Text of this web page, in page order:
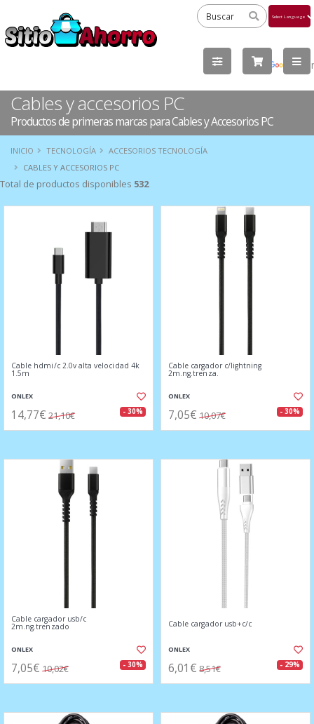
by
Cables y accesorios PC
Productos de primeras marcas para Cables y Accesorios PC
INICIO TECNOLOGÍA
ACCESORIOS TECNOLOGÍA
CABLES Y ACCESORIOS PC
Total de productos disponibles 532
Cable hdmi/c 2.0v alta velocidad 4k
1.5m
ONLEX
14,77€ 21,10€ - 30%
Cable cargador c/lightning
2m.ng.trenza.
ONLEX
7,05€ 10,07€ - 30%
Cable cargador usb/c
2m.ng.trenzado
ONLEX
7,05€ 10,02€ - 30%
Cable cargador usb+c/c
ONLEX
6,01€ 8,51€ - 29%